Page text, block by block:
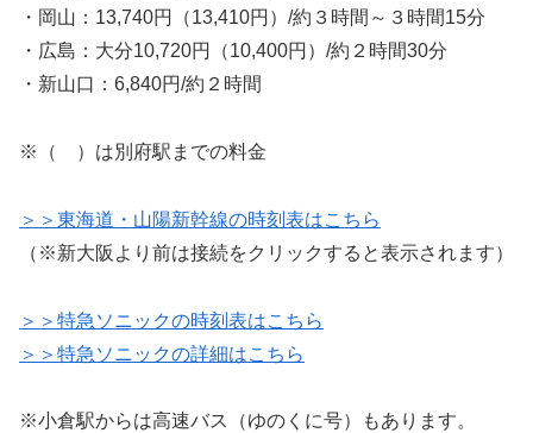
・岡山：13,740円（13,410円）/約３時間～３時間15分
・広島：大分10,720円（10,400円）/約２時間30分
・新山口：6,840円/約２時間
※（ ）は別府駅までの料金
＞＞東海道・山陽新幹線の時刻表はこちら
（※新大阪より前は接続をクリックすると表示されます）
＞＞特急ソニックの時刻表はこちら
＞＞特急ソニックの詳細はこちら
※小倉駅からは高速バス（ゆのくに号）もあります。